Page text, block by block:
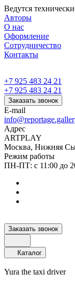
Ведутся
Авторы
О нас
Оформление
Сотрудничество
Контакты
+7 925 483 24 21
+7 925 483 24 21
Заказать звонок
E-mail
Адрес
ARTPLAY
Москва, Нижняя
Режим работы
ПН-ПТ: с 11:00 до
Заказать звонок
Каталог
Yura the taxi driver